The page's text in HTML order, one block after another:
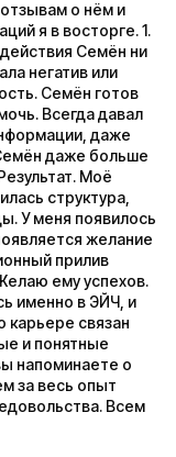
о нём и
я в восторге. 1.
Семён ни
негатив или
Семён готов
Всегда давал
даже
даже больше
Моё
структура,
У меня появилось
желание
прилив
ему успехов.
именно в ЭЙЧ, и
связан
и понятные
напоминаете о
за весь опыт
Всем